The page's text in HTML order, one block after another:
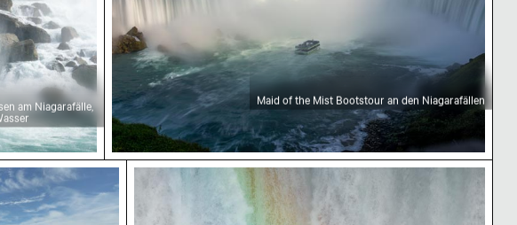
am Niagarafälle, Maid of the Mist Bootstour an den Niagarafällen
Naturwunder
Regenbogen an den Niagarafällen,